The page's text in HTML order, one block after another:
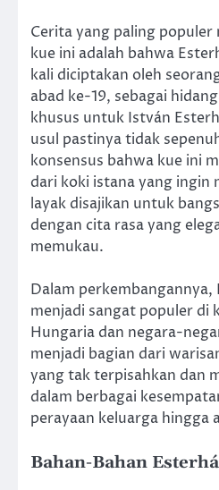
Cerita yang paling populer
kue ini adalah bahwa
kali diciptakan oleh
abad ke-19, sebagai
khusus untuk István
usul pastinya tidak
konsensus bahwa kue ini
dari koki istana yang ingin
layak disajikan untuk
dengan cita rasa yang
memukau.
Dalam perkembangannya,
menjadi sangat populer di
Hungaria dan negara-
menjadi bagian dari
yang tak terpisahkan dan
dalam berbagai
perayaan keluarga hingga
Bahan-Bahan